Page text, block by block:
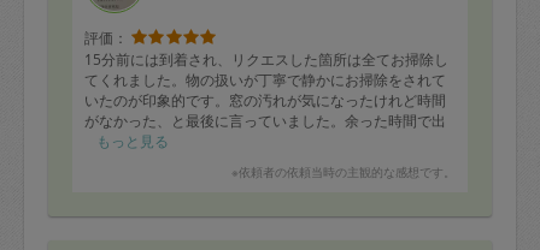
評価：
15分前には到着され、リクエスした箇所は全てお掃除し
てくれました。物の扱いが丁寧で静かにお掃除をされて
いたのが印象的です。窓の汚れが気になったけれど時間
がなかった、と最後に言っていました。余った時間で出
来ることを考えながら動いているところにプロ意識を感
もっと見る
※依頼者の依頼当時の主観的な感想です。